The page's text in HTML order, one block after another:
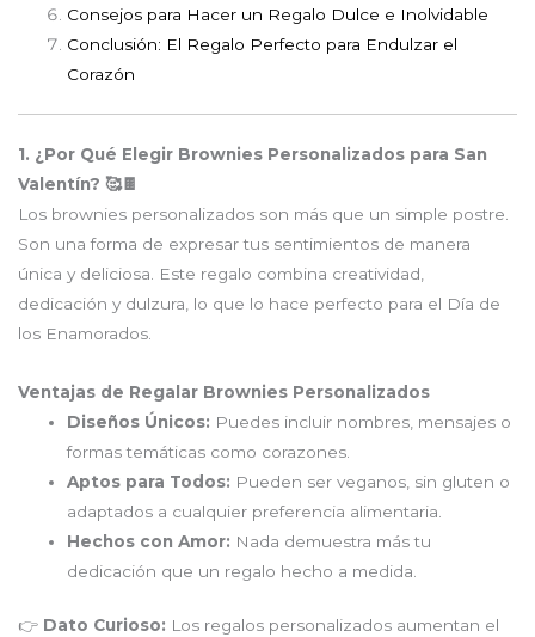
Consejos para Hacer un Regalo Dulce e Inolvidable
Conclusión: El Regalo Perfecto para Endulzar el
Corazón
1. ¿Por Qué Elegir Brownies Personalizados para San
Valentín? 🥰🍫
Los brownies personalizados son más que un simple postre.
Son una forma de expresar tus sentimientos de manera
única y deliciosa. Este regalo combina creatividad,
dedicación y dulzura, lo que lo hace perfecto para el Día de
los Enamorados.
Ventajas de Regalar Brownies Personalizados
Diseños Únicos: Puedes incluir nombres, mensajes o
formas temáticas como corazones.
Aptos para Todos: Pueden ser veganos, sin gluten o
adaptados a cualquier preferencia alimentaria.
Hechos con Amor: Nada demuestra más tu
dedicación que un regalo hecho a medida.
👉 Dato Curioso: Los regalos personalizados aumentan el